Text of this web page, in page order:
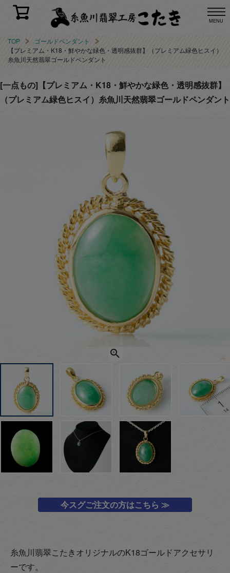
MENU
TOP
ゴールドペンダント
【プレミアム・K18・鮮やかな緑色・透明感抜群】（プレミアム緑色ヒスイ）
糸魚川天然翡翠ゴールドペンダント
[一点もの]【プレミアム・K18・鮮やかな緑色・透明感抜群】
（プレミアム緑色ヒスイ）糸魚川天然翡翠ゴールドペンダント
今スグご注文の方はこちら ≫
糸魚川翡翠こたきオリジナルのK18ゴールドアクセサリ
ーです。